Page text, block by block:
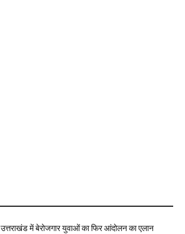
उत्तराखंड में बेरोजगार युवाओं का फिर आंदोलन का एलान